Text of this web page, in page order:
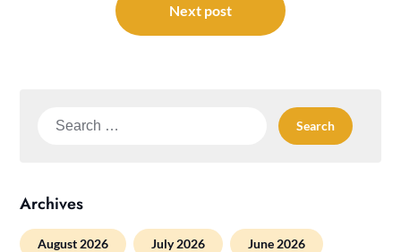
Next post
Search
Archives
August 2026 July 2026 June 2026